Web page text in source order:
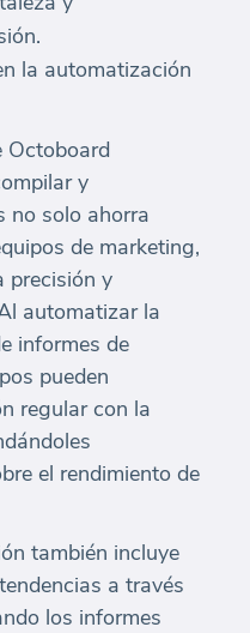
la automatización
Octoboard
y
no solo ahorra
de marketing,
precisión y
automatizar la
informes de
pueden
regular con la
el rendimiento de
también incluye
a través
los informes